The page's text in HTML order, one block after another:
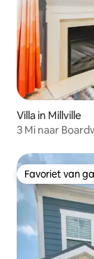
Villa in Millville
3 Mi naar
Favoriet van
Favoriet van